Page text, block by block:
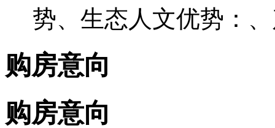
势、生态人文优势：
购房意向
购房意向